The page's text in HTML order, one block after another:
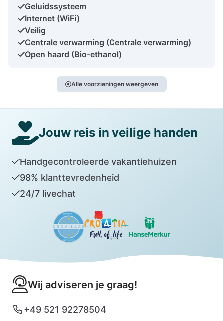
Geluidssysteem
Internet (WiFi)
Veilig
Centrale verwarming (Centrale verwarming)
Open haard (Bio-ethanol)
Alle voorzieningen weergeven
Jouw reis in veilige handen
Handgecontroleerde vakantiehuizen
98% klanttevredenheid
24/7 livechat
Wij adviseren je graag!
+49 521 92278504